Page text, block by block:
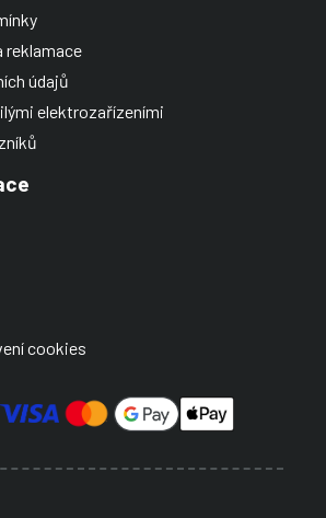
reklamace
údajů
elektrozařízeními
cookies